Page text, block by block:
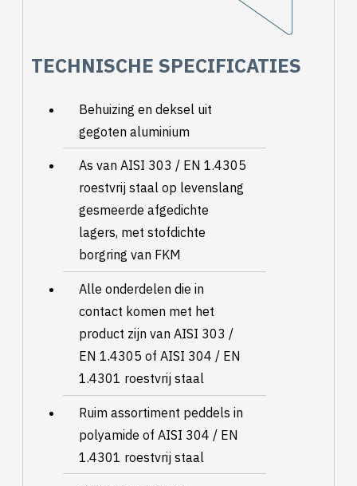
TECHNISCHE SPECIFICATIES
Behuizing en deksel uit
gegoten aluminium
As van AISI 303 / EN 1.4305
roestvrij staal op levenslang
gesmeerde afgedichte
lagers, met stofdichte
borgring van FKM
Alle onderdelen die in
contact komen met het
product zijn van AISI 303 /
EN 1.4305 of AISI 304 / EN
1.4301 roestvrij staal
Ruim assortiment peddels in
polyamide of AISI 304 / EN
1.4301 roestvrij staal